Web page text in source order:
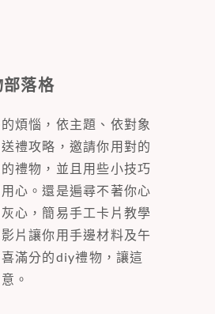
部落格
煩惱，依主題、依對象
禮攻略，邀請你用對的
禮物，並且用些小技巧
心。還是遍尋不著你心
心，簡易手工卡片教學
片讓你用手邊材料及午
滿分的diy禮物，讓這
。